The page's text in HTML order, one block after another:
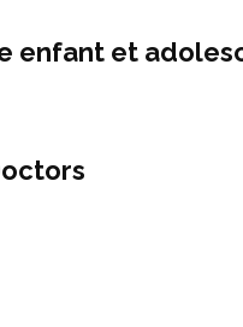
enfant et